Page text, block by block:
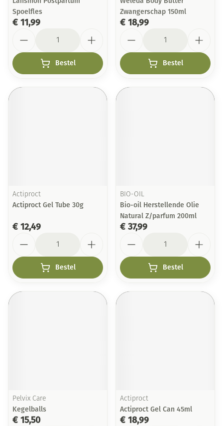
Spoelfles
€ 11,99
Bestel
Zwangerschap 150ml
€ 18,99
Bestel
Actiproct
Actiproct Gel Tube 30g
€ 12,49
Bestel
BIO-OIL
Bio-oil Herstellende Olie
Natural Z/parfum 200ml
€ 37,99
Bestel
Pelvix Care
Kegelballs
€ 15,50
Actiproct
Actiproct Gel Can 45ml
€ 18,99